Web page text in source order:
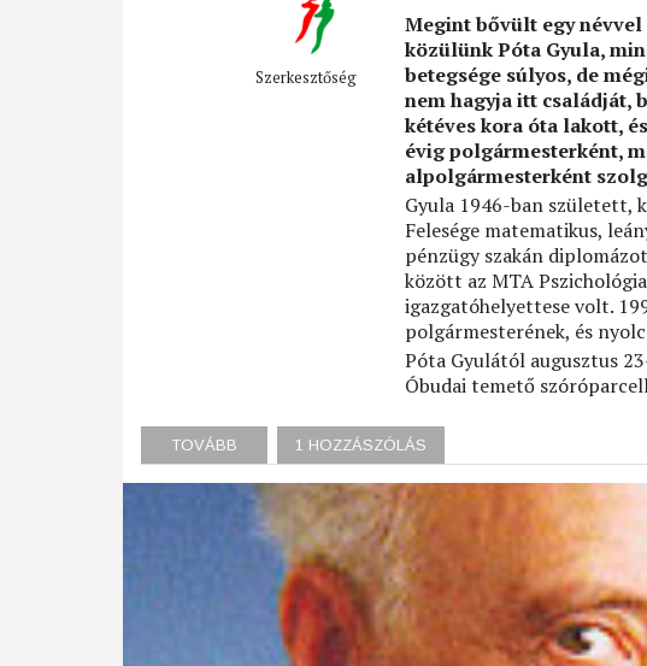
Szerkesztőség
Megint bővült egy
közülünk Póta Gyula,
betegsége súlyos, de
nem hagyja itt családját,
kétéves kora óta lakott,
évig polgármesterként,
alpolgármesterként
Gyula 1946-ban született,
Felesége matematikus,
pénzügy szakán
között az MTA
igazgatóhelyettese volt.
polgármesterének, és
Póta Gyulától augusztus
Óbudai temető
TOVÁBB
GYULA)
1 HOZZÁSZÓLÁS